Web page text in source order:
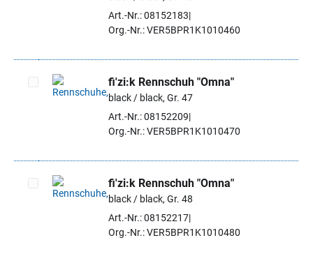
Artikel auswählenArt.-Nr.: 08152183
Org.-Nr.: VER5BPR1K1010460
Artikel auswählen
fi'zi:k Rennschuh "Omna"
black / black, Gr. 47
Art.-Nr.: 08152209
Org.-Nr.: VER5BPR1K1010470
Artikel auswählen
fi'zi:k Rennschuh "Omna"
black / black, Gr. 48
Art.-Nr.: 08152217
Org.-Nr.: VER5BPR1K1010480